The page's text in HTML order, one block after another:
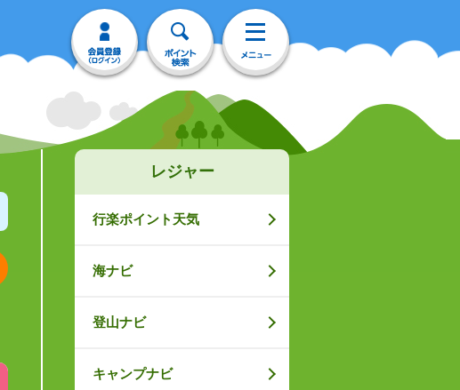
レジャー
行楽ポイント天気
海ナビ
登山ナビ
キャンプナビ